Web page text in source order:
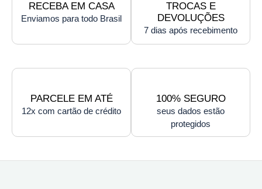
RECEBA EM CASA
Enviamos para todo Brasil
TROCAS E
DEVOLUÇÕES
7 dias após recebimento
PARCELE EM ATÉ
12x com cartão de crédito
100% SEGURO
seus dados estão
protegidos